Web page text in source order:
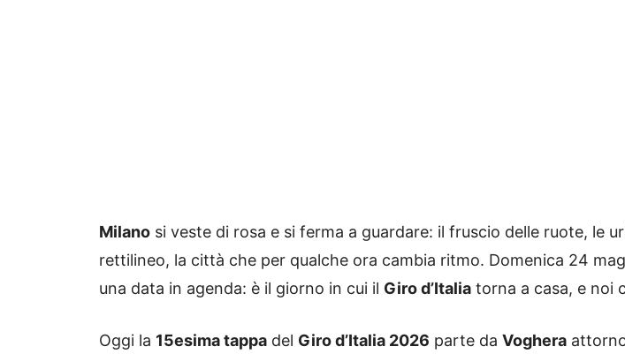
Milano si veste di rosa e si ferma a guardare: il fruscio delle ruote, le
rettilineo, la città che per qualche ora cambia ritmo. Domenica 24
una data in agenda: è il giorno in cui il Giro d’Italia torna a casa, e noi
Oggi la 15esima tappa del Giro d’Italia 2026 parte da Voghera